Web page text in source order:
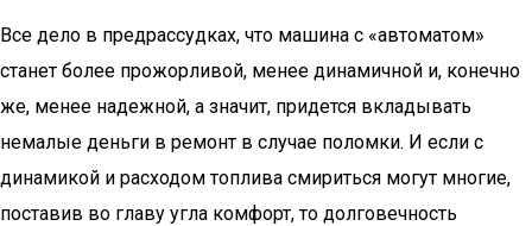
Все дело в предрассудках, что машина с «автоматом»
станет более прожорливой, менее динамичной и, конечно
же, менее надежной, а значит, придется вкладывать
немалые деньги в ремонт в случае поломки. И если с
динамикой и расходом топлива смириться могут многие,
поставив во главу угла комфорт, то долговечность